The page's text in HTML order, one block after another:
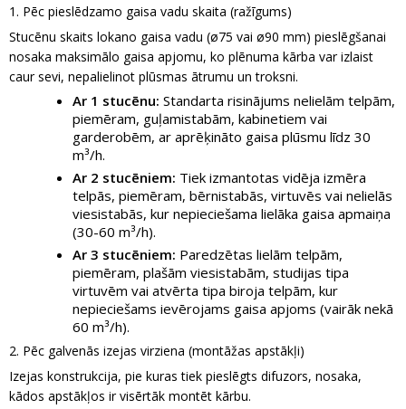
1. Pēc pieslēdzamo gaisa vadu skaita (ražīgums)
Stucēnu skaits lokano gaisa vadu (ø75 vai ø90 mm) pieslēgšanai
nosaka maksimālo gaisa apjomu, ko plēnuma kārba var izlaist
caur sevi, nepalielinot plūsmas ātrumu un troksni.
Ar 1 stucēnu: Standarta risinājums nelielām telpām,
piemēram, guļamistabām, kabinetiem vai
garderobēm, ar aprēķināto gaisa plūsmu līdz 30
m³/h.
Ar 2 stucēniem: Tiek izmantotas vidēja izmēra
telpās, piemēram, bērnistabās, virtuvēs vai nelielās
viesistabās, kur nepieciešama lielāka gaisa apmaiņa
(30-60 m³/h).
Ar 3 stucēniem: Paredzētas lielām telpām,
piemēram, plašām viesistabām, studijas tipa
virtuvēm vai atvērta tipa biroja telpām, kur
nepieciešams ievērojams gaisa apjoms (vairāk nekā
60 m³/h).
2. Pēc galvenās izejas virziena (montāžas apstākļi)
Izejas konstrukcija, pie kuras tiek pieslēgts difuzors, nosaka,
kādos apstākļos ir visērtāk montēt kārbu.